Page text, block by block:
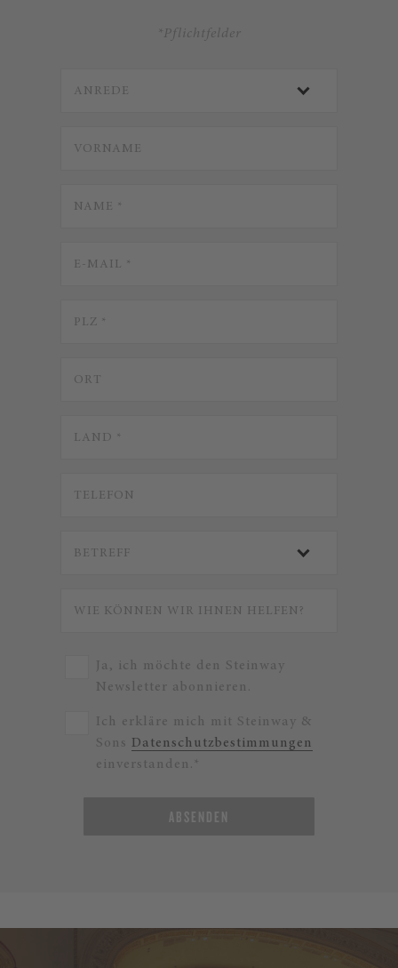
*Pflichtfelder
Ja, ich möchte den Steinway
Newsletter abonnieren.
Ich erkläre mich mit Steinway &
Sons Datenschutzbestimmungen
einverstanden.*
ABSENDEN